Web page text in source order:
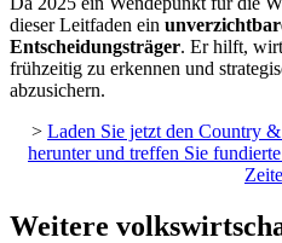
dieser Leitfaden ein
Entscheidungsträger. Er hilft,
frühzeitig zu erkennen und
abzusichern.
> Laden Sie jetzt den Country
herunter und treffen Sie
Weitere